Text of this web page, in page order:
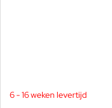
6 - 16 weken levertijd